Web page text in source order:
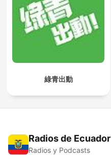
綠青出動
Radios de Ecuador
Radios y Podcasts